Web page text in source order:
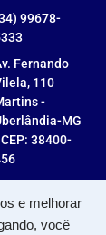
e melhorar
você
99678-
Fernando
110
-
MG
38400-